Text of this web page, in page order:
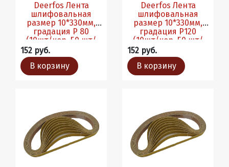
Deerfos Лента
шлифовальная
размер 10*330мм,
градация Р 80
(10шт/кор, 50 шт/
152 руб.
В корзину
Deerfos Лента
шлифовальная
размер 10*330мм,
градация Р120
(10шт/кор, 50 шт/
152 руб.
В корзину